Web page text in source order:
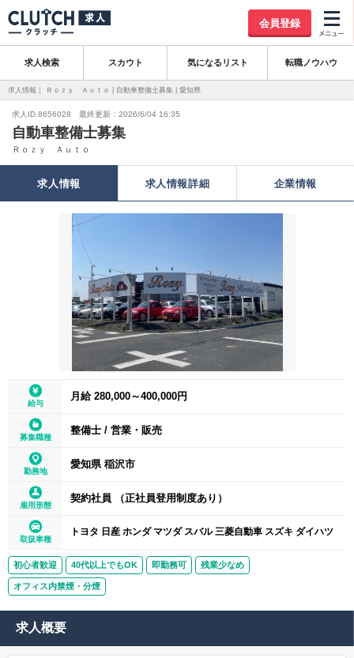
会員登録
求人検索 スカウト 気になるリスト 転職ノウハウ
求人情報｜ Ｒｏｚｙ Ａｕｔｏ | 自動車整備士募集 | 愛知県
求人ID.8656028 最終更新：2026/6/04 16:35
自動車整備士募集
Ｒｏｚｙ Ａｕｔｏ
求人情報 求人情報詳細 企業情報
給与
月給 280,000～400,000円
募集職種
整備士 / 営業・販売
勤務地
愛知県 稲沢市
雇用形態
契約社員 （正社員登用制度あり）
取扱車種
トヨタ 日産 ホンダ マツダ スバル 三菱自動車 スズキ ダイハツ
初心者歓迎 40代以上でもOK 即勤務可 残業少なめ
オフィス内禁煙・分煙
求人概要